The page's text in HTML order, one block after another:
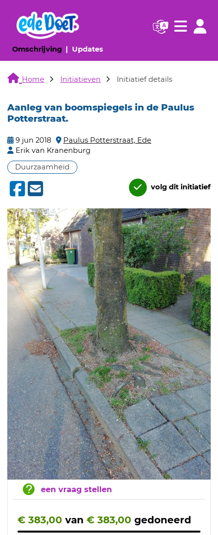
Omschrijving(huidige pagina)
Updates(huidige pagina)
Navigatie
Home Initiatieven Initiatief details
Aanleg van boomspiegels in de Paulus
Potterstraat.
9 jun 2018
Paulus Potterstraat, Ede
Erik van Kranenburg
Duurzaamheid
volg dit initiatief
een vraag stellen
€ 383,00 van € 383,00 gedoneerd